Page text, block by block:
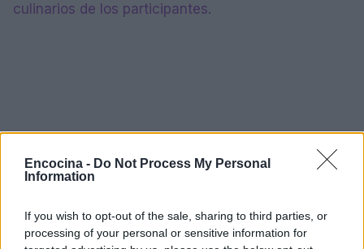
Encocina - Do Not Process My Personal
Information
If you wish to opt-out of the sale, sharing to third parties, or
processing of your personal or sensitive information for
culinarios de los participantes.